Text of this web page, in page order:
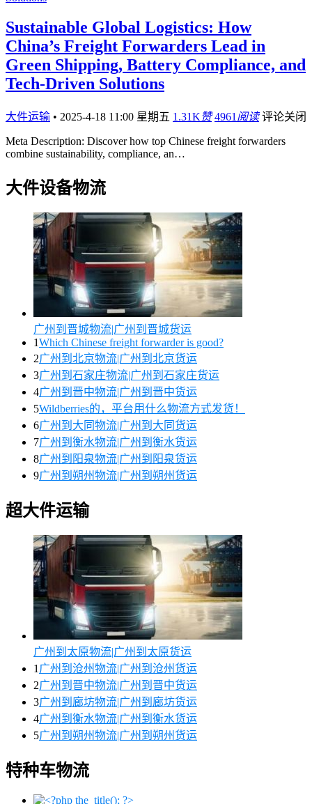
Sustainable Global Logistics: How
China’s Freight Forwarders Lead in
Green Shipping, Battery Compliance, and
Tech-Driven Solutions
大件运输 • 2025-4-18 11:00 星期五 1.31K赞 4961 阅读 评论关闭
Meta Description: Discover how top Chinese freight forwarders
combine sustainability, compliance, an…
大件设备物流
广州到晋城物流|广州到晋城货运
1Which Chinese freight forwarder is good?
2广州到北京物流|广州到北京货运
3广州到石家庄物流|广州到石家庄货运
4广州到晋中物流|广州到晋中货运
5Wildberries的，平台用什么物流方式发货！
6广州到大同物流|广州到大同货运
7广州到衡水物流|广州到衡水货运
8广州到阳泉物流|广州到阳泉货运
9广州到朔州物流|广州到朔州货运
超大件运输
广州到太原物流|广州到太原货运
1 广州到沧州物流|广州到沧州货运
2广州到晋中物流|广州到晋中货运
3广州到廊坊物流|广州到廊坊货运
4广州到衡水物流|广州到衡水货运
5广州到朔州物流|广州到朔州货运
特种车物流